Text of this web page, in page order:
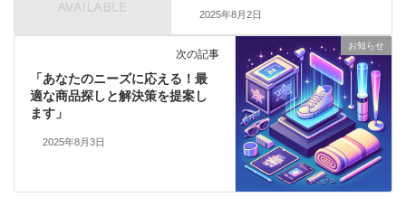
2025年8月2日
お知らせ
次の記事
「あなたのニーズに応える！最
適な商品探しと解決策を提案し
ます」
2025年8月3日